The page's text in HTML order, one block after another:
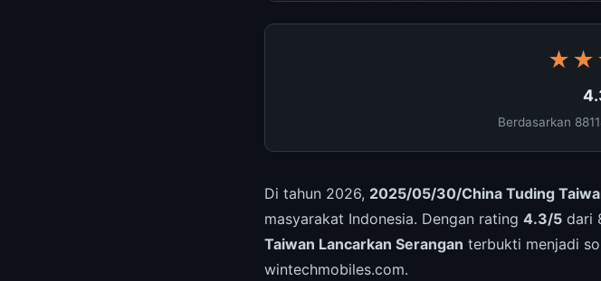
Berdasarkan
Di tahun 2026, 2025/05/30/China Tuding
masyarakat Indonesia. Dengan rating 4.3/5 dari
Taiwan Lancarkan Serangan terbukti menjadi
wintechmobiles.com.